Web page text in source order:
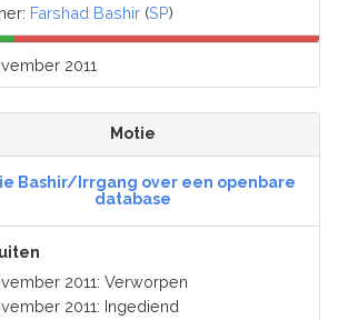
Farshad Bashir (SP)
2011
Motie
Bashir/Irrgang over een openbare
database
2011: Verworpen
2011: Ingediend